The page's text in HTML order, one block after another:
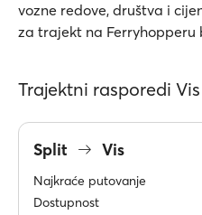
vozne redove, društva i
za trajekt na Ferryhopperu
Trajektni rasporedi
Split Vis
Najkraće putovanje
Dostupnost